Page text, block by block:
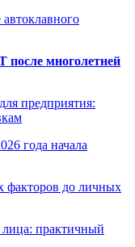
после многолетней
предприятия:
года начала
факторов до личных
практичный